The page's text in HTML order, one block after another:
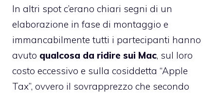
In altri spot c’erano chiari segni di un
elaborazione in fase di montaggio e
immancabilmente tutti i partecipanti hanno
avuto qualcosa da ridire sui Mac, sul loro
costo eccessivo e sulla cosiddetta “Apple
Tax”, ovvero il sovrapprezzo che secondo